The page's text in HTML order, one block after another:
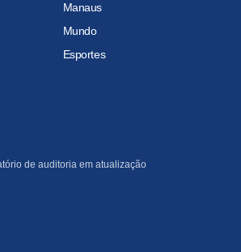
Manaus
Mundo
Esportes
de auditoria em atualização